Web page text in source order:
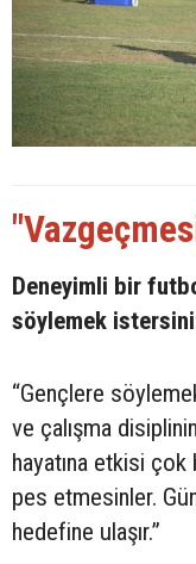
Deneyimli bir
söylemek
“Gençlere
ve çalışma
hayatına etkisi çok
pes etmesinler.
hedefine ulaşır.”